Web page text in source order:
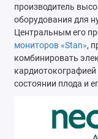
производитель
оборудования для
Центральным его
мониторов «Stan»,
комбинировать
состоянии плода и